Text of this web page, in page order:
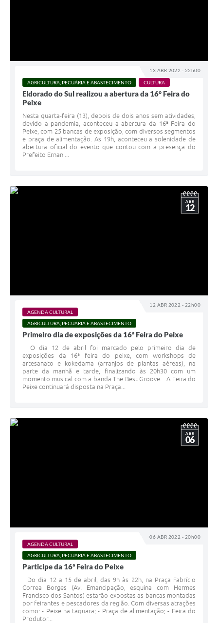
13 ABR 2022 - 22h00
AGRICULTURA, PECUÁRIA E ABASTECIMENTO CULTURA
Eldorado do Sul realizou a abertura da 16° Feira do
Peixe
Nesta quarta-feira (13), depois de dois anos sem atividades,
devido a pandemia, aconteceu a abertura da 16ª Feira do
Peixe, com 25 bancas de exposição, com diversos segmentos
e praça de alimentação. As 19h, aconteceu a solenidade de
abertura oficial do evento que contou com a presença do
Prefeito Ernani...
12 ABR 2022 - 22h00
ABR
12
AGENDA CULTURAL
AGRICULTURA, PECUÁRIA E ABASTECIMENTO
Primeiro dia de exposições da 16ª Feira do Peixe
O dia 12 de abril foi marcado pelo primeiro dia de
exposições da 16ª feira do peixe, com workshops de
artesanato e kokedama (arranjos de plantas aéreas), na
parte da manhã e tarde, finalizando às 20h30 com um
momento musical com a banda The Best Groove. A Feira do
Peixe continuará disposta na Praça...
06 ABR 2022 - 20h00
ABR
06
AGENDA CULTURAL
AGRICULTURA, PECUÁRIA E ABASTECIMENTO
Participe da 16ª Feira do Peixe
Do dia 12 a 15 de abril, das 9h às 22h, na Praça Fabrício
Correa Borges (Av. Emancipação, esquina com Hermes
Francisco dos Santos) estarão expostas as bancas montadas
por feirantes e pescadores da região. Com diversas atrações
como: - Peixe na taquara; - Praça de alimentação; - Feira do
Produtor...